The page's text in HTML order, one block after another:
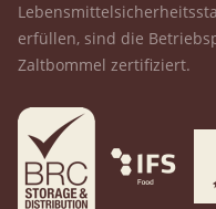
erfüllen, sind die
Zaltbommel zertifiziert.